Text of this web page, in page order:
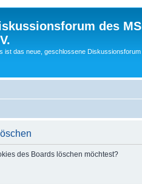
des
ist das neue, geschlossene
des Boards löschen möchtest?